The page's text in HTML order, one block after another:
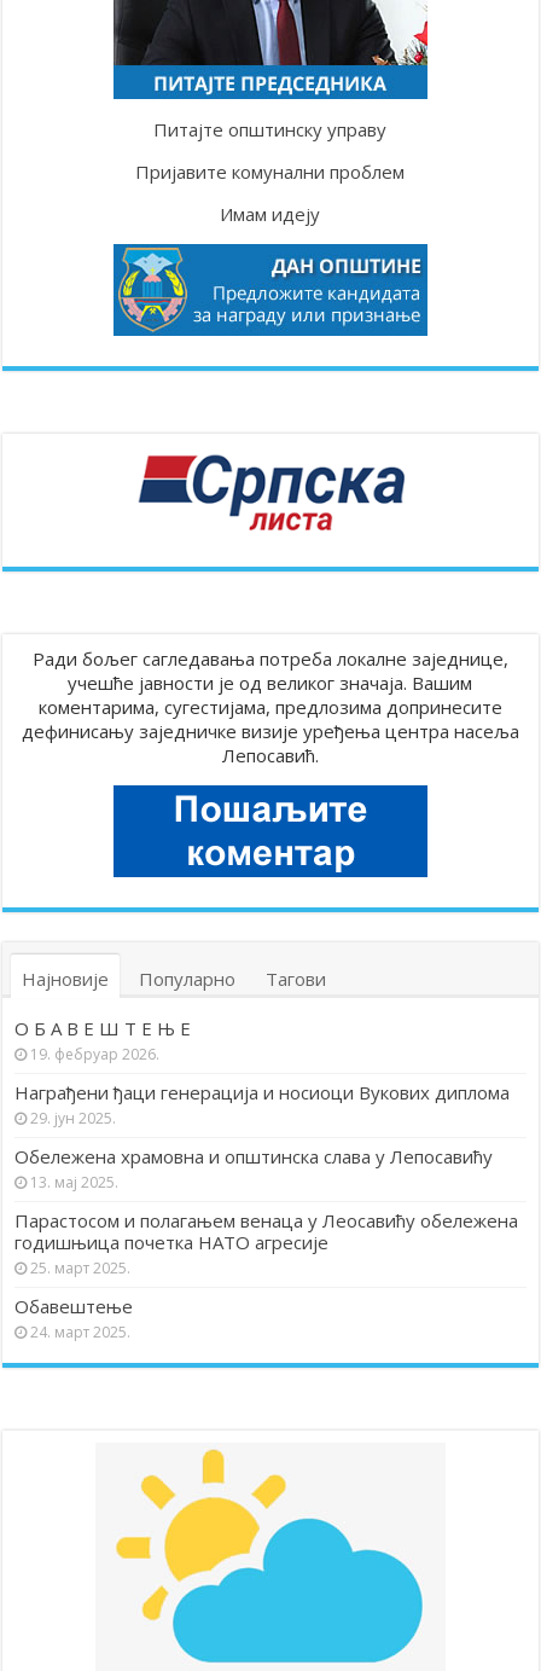
Питајте општинску управу
Пријавите комунални проблем
Имам идеју
Ради бољег сагледавања потреба локалне заједнице,
учешће јавности је од великог значаја. Вашим
коментарима, сугестијама, предлозима допринесите
дефинисању заједничке визије уређења центра насеља
Лепосавић.
Најновије Популарно Тагови
О Б А В Е Ш Т Е Њ Е
19. фебруар 2026.
Награђени ђаци генерација и носиоци Вукових диплома
29. јун 2025.
Обележена храмовна и општинска слава у Лепосавићу
13. мај 2025.
Парастосом и полагањем венаца у Леосавићу обележена
годишњица почетка НАТО агресије
25. март 2025.
Обавештење
24. март 2025.